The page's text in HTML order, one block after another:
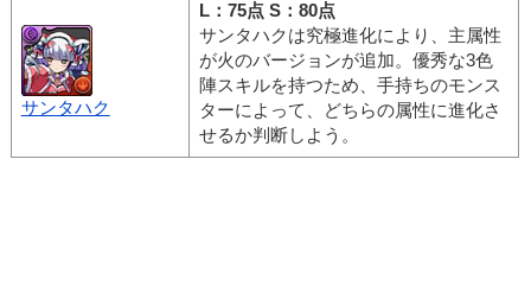
サンタハク
L：75点 S：80点
サンタハクは究極進化により、主属性
が火のバージョンが追加。優秀な3色
陣スキルを持つため、手持ちのモンス
ターによって、どちらの属性に進化さ
せるか判断しよう。